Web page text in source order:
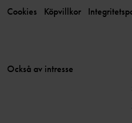
Cookies Köpvillkor
Också av intresse